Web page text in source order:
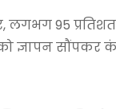
लगभग 95
ज्ञापन सौंपकर